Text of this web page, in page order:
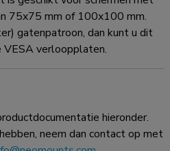
75x75 mm of 100x100 mm.
gatenpatroon, dan kunt u dit
VESA verloopplaten.
hieronder.
neem dan contact op met